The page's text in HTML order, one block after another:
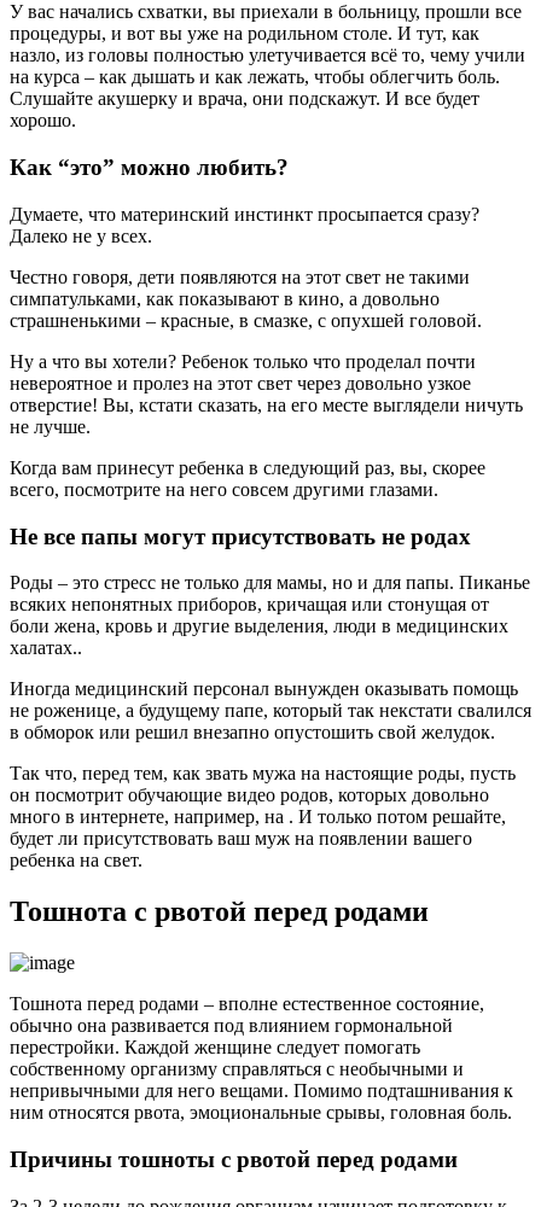
У вас начались схватки, вы приехали в больницу, прошли все
процедуры, и вот вы уже на родильном столе. И тут, как
назло, из головы полностью улетучивается всё то, чему учили
на курса – как дышать и как лежать, чтобы облегчить боль.
Слушайте акушерку и врача, они подскажут. И все будет
хорошо.
Как “это” можно любить?
Думаете, что материнский инстинкт просыпается сразу?
Далеко не у всех.
Честно говоря, дети появляются на этот свет не такими
симпатульками, как показывают в кино, а довольно
страшненькими – красные, в смазке, с опухшей головой.
Ну а что вы хотели? Ребенок только что проделал почти
невероятное и пролез на этот свет через довольно узкое
отверстие! Вы, кстати сказать, на его месте выглядели ничуть
не лучше.
Когда вам принесут ребенка в следующий раз, вы, скорее
всего, посмотрите на него совсем другими глазами.
Не все папы могут присутствовать не родах
Роды – это стресс не только для мамы, но и для папы. Пиканье
всяких непонятных приборов, кричащая или стонущая от
боли жена, кровь и другие выделения, люди в медицинских
халатах..
Иногда медицинский персонал вынужден оказывать помощь
не роженице, а будущему папе, который так некстати свалился
в обморок или решил внезапно опустошить свой желудок.
Так что, перед тем, как звать мужа на настоящие роды, пусть
он посмотрит обучающие видео родов, которых довольно
много в интернете, например, на . И только потом решайте,
будет ли присутствовать ваш муж на появлении вашего
ребенка на свет.
Тошнота с рвотой перед родами
Тошнота перед родами – вполне естественное состояние,
обычно она развивается под влиянием гормональной
перестройки. Каждой женщине следует помогать
собственному организму справляться с необычными и
непривычными для него вещами. Помимо подташнивания к
ним относятся рвота, эмоциональные срывы, головная боль.
Причины тошноты с рвотой перед родами